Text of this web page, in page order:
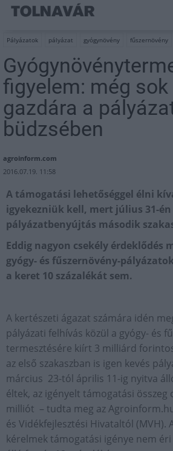
Pályázatok pályázat gyógynövény fűszernövény
figyelem: még sok
gazdára a
büdzsében
agroinform.com
2016.07.19. 11:58
A támogatási lehetőséggel élni
igyekezniük kell, mert július 31-én
pályázatbenyújtás második
Eddig nagyon csekély érdeklődés
gyógy- és fűszernövény-
a keret 10 százalékát sem.
A kertészeti ágazat számára idén
pályázati felhívás közül a gyógy- és
termesztésére kiírt 3 milliárd
az első szakaszban is igen kevés
március 23-tól április 11-ig nyitva
éltek, az igényelt támogatási összeg
milliót – tudta meg az
és Vidékfejlesztési Hivataltól (MVH).
kérelmek támogatási igénye nem